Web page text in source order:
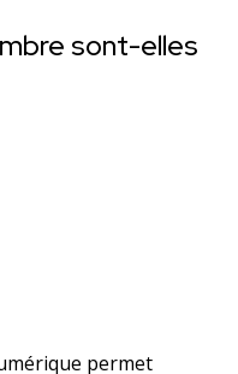
sont-elles
permet